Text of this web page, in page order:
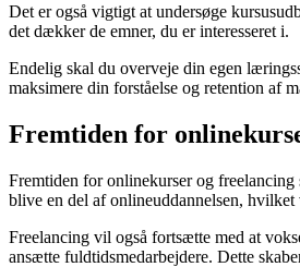
Det er også vigtigt at undersøge
det dækker de emner, du er interesseret i.
Endelig skal du overveje din egen
maksimere din forståelse og retention af
Fremtiden for
Fremtiden for onlinekurser og
blive en del af onlineuddannelsen,
Freelancing vil også fortsætte med at
ansætte fuldtidsmedarbejdere. Dette